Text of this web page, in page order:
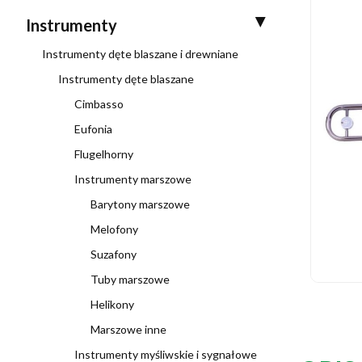
Instrumenty
Instrumenty dęte blaszane i drewniane
Instrumenty dęte blaszane
Cimbasso
Eufonia
Flugelhorny
Instrumenty marszowe
Barytony marszowe
Melofony
Suzafony
Tuby marszowe
Helikony
Marszowe inne
Instrumenty myśliwskie i sygnałowe